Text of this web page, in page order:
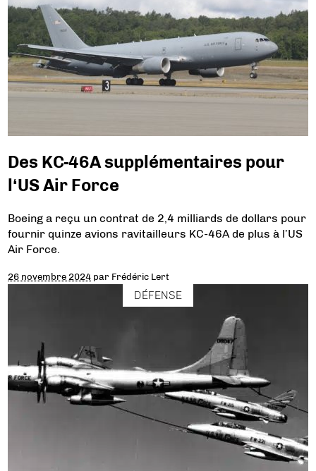
Des KC-46A supplémentaires pour
l‘US Air Force
Boeing a reçu un contrat de 2,4 milliards de dollars pour
fournir quinze avions ravitailleurs KC-46A de plus à l’US
Air Force.
26 novembre 2024 par Frédéric Lert
DÉFENSE